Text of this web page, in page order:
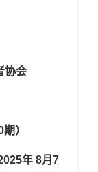
协会
期）
年 8月 7